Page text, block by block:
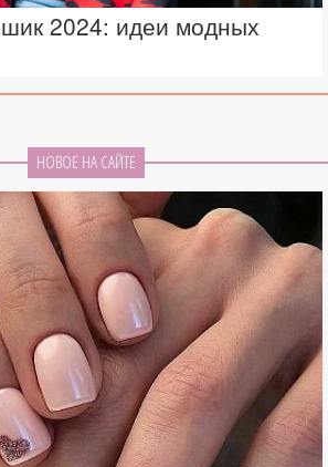
2024: идеи модных
НОВОЕ НА САЙТЕ